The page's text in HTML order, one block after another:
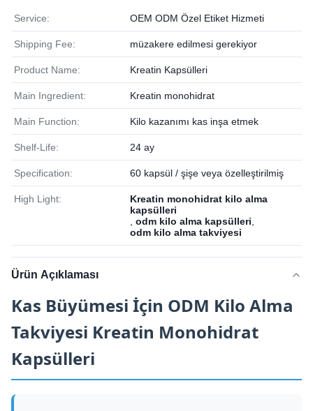
Service: OEM ODM Özel Etiket Hizmeti
Shipping Fee: müzakere edilmesi gerekiyor
Product Name: Kreatin Kapsülleri
Main Ingredient: Kreatin monohidrat
Main Function: Kilo kazanımı kas inşa etmek
Shelf-Life: 24 ay
Specification: 60 kapsül / şişe veya özelleştirilmiş
High Light:
Kreatin monohidrat kilo alma
kapsülleri
odm kilo alma kapsülleri
odm kilo alma takviyesi
Ürün Açıklaması
Kas Büyümesi İçin ODM Kilo Alma
Takviyesi Kreatin Monohidrat
Kapsülleri